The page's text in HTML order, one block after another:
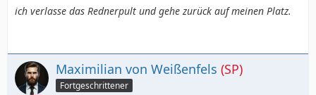
ich verlasse das Rednerpult und gehe zurück auf meinen Platz.
Maximilian von Weißenfels (SP)
Fortgeschrittener